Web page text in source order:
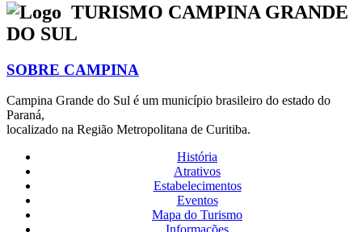
TURISMO CAMPINA GRANDE
DO SUL
SOBRE CAMPINA
Campina Grande do Sul é um município brasileiro do estado do
Paraná,
localizado na Região Metropolitana de Curitiba.
História
Atrativos
Estabelecimentos
Eventos
Mapa do Turismo